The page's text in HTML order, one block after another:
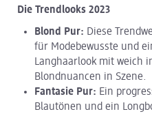
Die Trendlooks 2023
Blond Pur: Diese
für Modebewusste und
Langhaarlook mit weich
Blondnuancen in Szene.
Fantasie Pur: Ein
Blautönen und ein